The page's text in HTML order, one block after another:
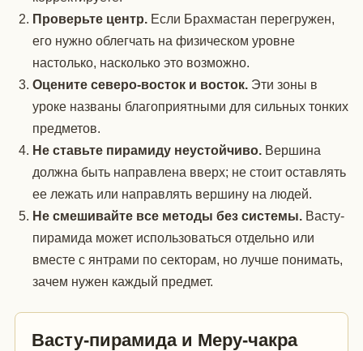
Проверьте центр. Если Брахмастан перегружен,
его нужно облегчать на физическом уровне
настолько, насколько это возможно.
Оцените северо-восток и восток. Эти зоны в
уроке названы благоприятными для сильных тонких
предметов.
Не ставьте пирамиду неустойчиво. Вершина
должна быть направлена вверх; не стоит оставлять
ее лежать или направлять вершину на людей.
Не смешивайте все методы без системы. Васту-
пирамида может использоваться отдельно или
вместе с янтрами по секторам, но лучше понимать,
зачем нужен каждый предмет.
Васту-пирамида и Меру-чакра